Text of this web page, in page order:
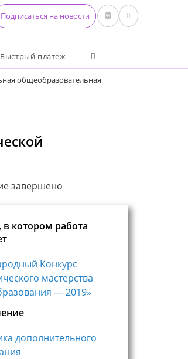
Подписаться на новости
Быстрый платеж Переключить поиск по
общеобразовательная
завершено
в котором работа
Конкурс
мастерства
— 2019»
дополнительного